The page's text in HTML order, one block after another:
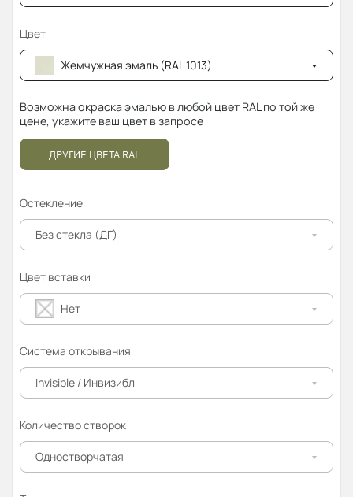
Цвет
Жемчужная эмаль (RAL 1013)
Возможна окраска эмалью в любой цвет RAL по той же
цене, укажите ваш цвет в запросе
ДРУГИЕ ЦВЕТА RAL
Остекление
Без стекла (ДГ)
Цвет вставки
Нет
Система открывания
Invisible / Инвизибл
Количество створок
Одностворчатая